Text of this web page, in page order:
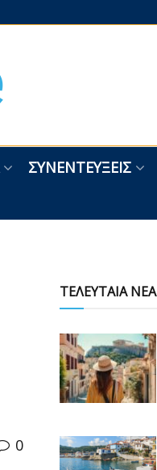
ΣΥΝΕΝΤΕΎΞΕΙΣ
0
ΤΕΛΕΥΤΑΙΑ ΝΕΑ